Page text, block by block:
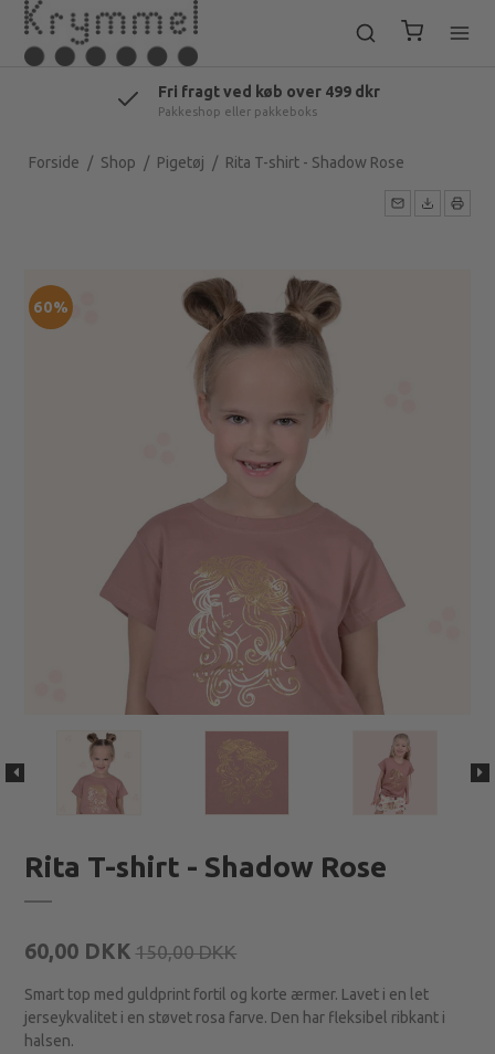
Fri fragt ved køb over 499 dkr
Pakkeshop eller pakkeboks
Forside / Shop / Pigetøj / Rita T-shirt - Shadow Rose
60%
Rita T-shirt - Shadow Rose
60,00 DKK 150,00 DKK
Smart top med guldprint fortil og korte ærmer. Lavet i en let
jerseykvalitet i en støvet rosa farve. Den har fleksibel ribkant i
halsen.